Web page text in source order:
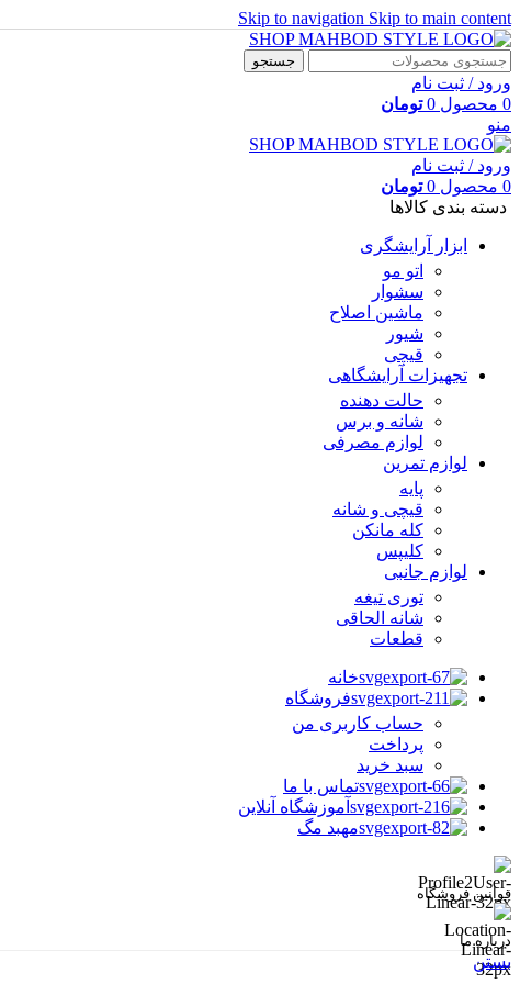
Skip to navigation Skip to main content
جستجو
ورود / ثبت نام
0 محصول 0 تومان
منو
ورود / ثبت نام
0 محصول 0 تومان
دسته بندی کالاها
ابزار آرایشگری
اتو مو
سشوار
ماشین اصلاح
شیور
قیچی
تجهیزات آرایشگاهی
حالت دهنده
شانه و برس
لوازم مصرفی
لوازم تمرین
پایه
قیچی و شانه
کله مانکن
کلیپس
لوازم جانبی
توری تیغه
شانه الحاقی
قطعات
خانه
فروشگاه
حساب کاربری من
پرداخت
سبد خرید
تماس با ما
آموزشگاه آنلاین
مهبد مگ
قوانین فروشگاه
درباره ما
بستن